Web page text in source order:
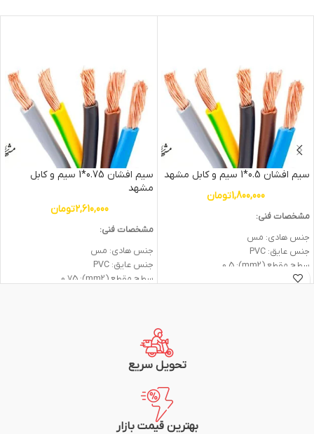
سیم افشان 0.5*1 سیم و کابل مشهد
1,800,000تومان
مشخصات فنی:
جنس هادی: مس
جنس عایق: PVC
سطح مقطع (mm2): 0.5
ولتاژ اسمی (V): 300/500
سیم افشان 0.75*1 سیم و کابل
مشهد
2,610,000تومان
مشخصات فنی:
جنس هادی: مس
جنس عایق: PVC
سطح مقطع (mm2): 0.75
متراژ: 100متر (یک کلاف)
شرکت سازنده: سیم و کابل مشهد
تحویل سریع
بهترین قیمت بازار